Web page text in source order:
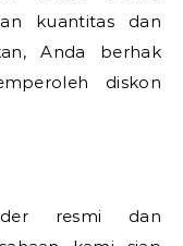
kuantitas dan
Anda berhak
diskon
resmi dan